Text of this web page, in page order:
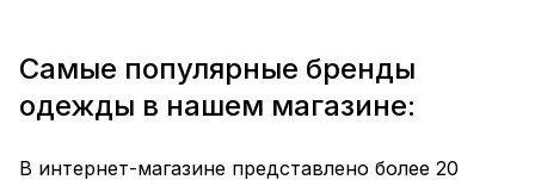
Самые популярные бренды
одежды в нашем магазине:
В интернет-магазине представлено более 20